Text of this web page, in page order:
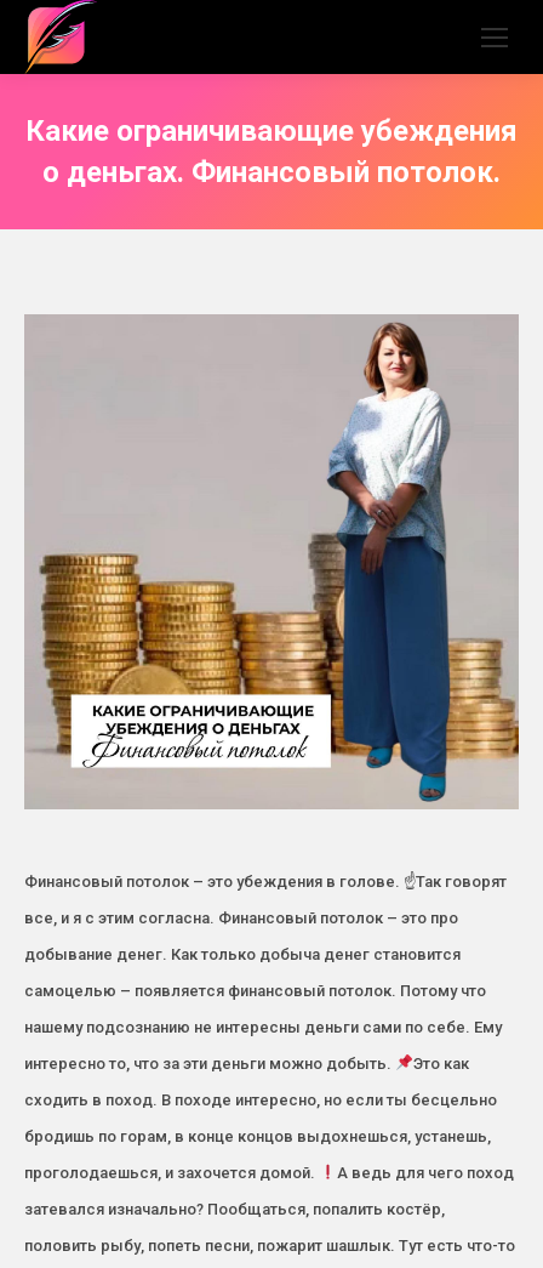
Какие ограничивающие убеждения
о деньгах. Финансовый потолок.
Финансовый потолок – это убеждения в голове. ☝Так говорят
все, и я с этим согласна. Финансовый потолок – это про
добывание денег. Как только добыча денег становится
самоцелью – появляется финансовый потолок. Потому что
нашему подсознанию не интересны деньги сами по себе. Ему
интересно то, что за эти деньги можно добыть.
Это как
сходить в поход. В походе интересно, но если ты бесцельно
бродишь по горам, в конце концов выдохнешься, устанешь,
проголодаешься, и захочется домой.
А ведь для чего поход
затевался изначально? Пообщаться, попалить костёр,
половить рыбу, попеть песни, пожарит шашлык. Тут есть что-то